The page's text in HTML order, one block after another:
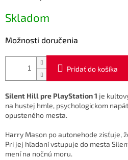
cena:
Skladom
Možnosti doručenia
Pridať do košíka
Silent Hill pre PlayStation 1 je
na hustej hmle, psychologickom
opusteného mesta.
Harry Mason po autonehode zisťuje,
Pri jej hľadaní vstupuje do mesta
mení na nočnú moru.